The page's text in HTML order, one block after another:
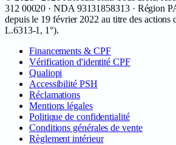
312 00020 · NDA 93131858313· Région
depuis le 19 février 2022 au titre des actions
L.6313-1, 1°).
Financements & CPF
Vérification d'identité CPF
Qualiopi
Accessibilité PSH
Réclamations
Mentions légales
Politique de confidentialité
Conditions générales de vente
Règlement intérieur